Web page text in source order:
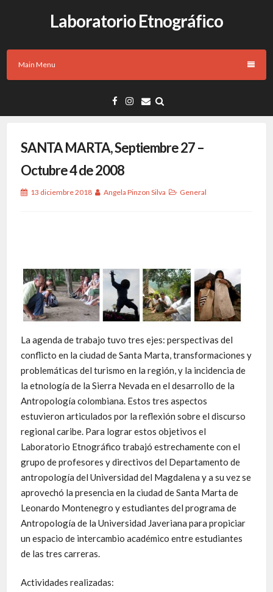
Laboratorio Etnográfico
Main Menu
SANTA MARTA, Septiembre 27 –
Octubre 4 de 2008
13 diciembre 2018 Angela Pinzon Silva General
La agenda de trabajo tuvo tres ejes: perspectivas del
conflicto en la ciudad de Santa Marta, transformaciones y
problemáticas del turismo en la región, y la incidencia de
la etnología de la Sierra Nevada en el desarrollo de la
Antropología colombiana. Estos tres aspectos
estuvieron articulados por la reflexión sobre el discurso
regional caribe. Para lograr estos objetivos el
Laboratorio Etnográfico trabajó estrechamente con el
grupo de profesores y directivos del Departamento de
antropología del Universidad del Magdalena y a su vez se
aprovechó la presencia en la ciudad de Santa Marta de
Leonardo Montenegro y estudiantes del programa de
Antropología de la Universidad Javeriana para propiciar
un espacio de intercambio académico entre estudiantes
de las tres carreras.
Actividades realizadas: